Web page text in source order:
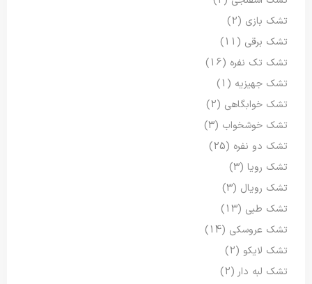
تشک بازی (2)
تشک برقی (11)
تشک تک نفره (16)
تشک جهیزیه (1)
تشک خوابگاهی (2)
تشک خوشخواب (3)
تشک دو نفره (25)
تشک رویا (3)
تشک رویال (3)
تشک طبی (13)
تشک عروسکی (14)
تشک لایکو (2)
تشک لبه دار (2)